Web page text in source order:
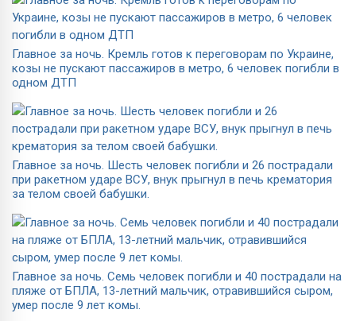
Главное за ночь. Кремль готов к переговорам по Украине,
козы не пускают пассажиров в метро, 6 человек погибли в
одном ДТП
Главное за ночь. Шесть человек погибли и 26 пострадали
при ракетном ударе ВСУ, внук прыгнул в печь крематория
за телом своей бабушки.
Главное за ночь. Семь человек погибли и 40 пострадали на
пляже от БПЛА, 13-летний мальчик, отравившийся сыром,
умер после 9 лет комы.